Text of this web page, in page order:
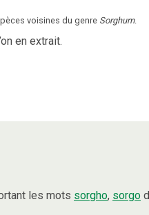
voisines du genre Sorghum.
en extrait.
les mots sorgho, sorgo